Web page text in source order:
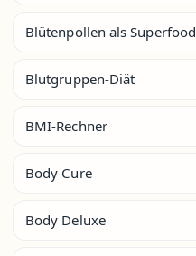
Blütenpollen als Superfood
Blutgruppen-Diät
BMI-Rechner
Body Cure
Body Deluxe